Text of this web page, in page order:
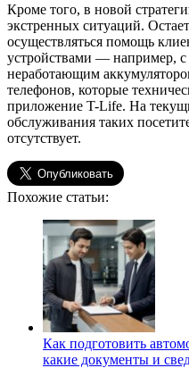
Кроме того, в новой
экстренных ситуаций.
осуществляться помощь
устройствами — например,
неработающим
телефонов, которые
приложение T-Life. На
обслуживания таких
отсутствует.
Похожие статьи:
Как подготовить
какие документы и